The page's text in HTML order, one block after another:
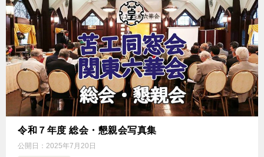
令和７年度 総会・懇親会写真集
公開日： 2025年7月20日